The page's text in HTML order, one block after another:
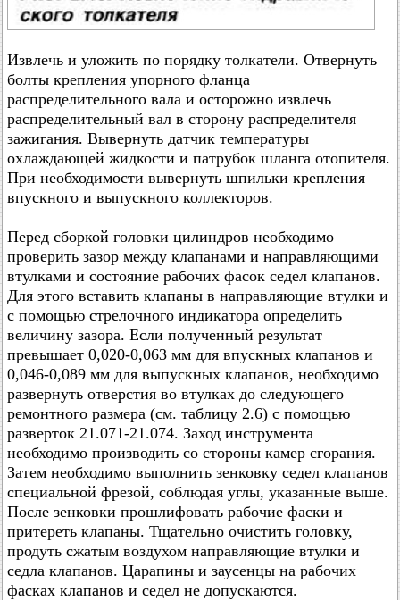
Извлечь и уложить по порядку толкатели. Отвернуть
болты крепления упорного фланца
распределительного вала и осторожно извлечь
распределительный вал в сторону распределителя
зажигания. Вывернуть датчик температуры
охлаждающей жидкости и патрубок шланга отопителя.
При необходимости вывернуть шпильки крепления
впускного и выпускного коллекторов.
Перед сборкой головки цилиндров необходимо
проверить зазор между клапанами и направляющими
втулками и состояние рабочих фасок седел клапанов.
Для этого вставить клапаны в направляющие втулки и
с помощью стрелочного индикатора определить
величину зазора. Если полученный результат
превышает 0,020-0,063 мм для впускных клапанов и
0,046-0,089 мм для выпускных клапанов, необходимо
развернуть отверстия во втулках до следующего
ремонтного размера (см. таблицу 2.6) с помощью
разверток 21.071-21.074. Заход инструмента
необходимо производить со стороны камер сгорания.
Затем необходимо выполнить зенковку седел клапанов
специальной фрезой, соблюдая углы, указанные выше.
После зенковки прошлифовать рабочие фаски и
притереть клапаны. Тщательно очистить головку,
продуть сжатым воздухом направляющие втулки и
седла клапанов. Царапины и заусенцы на рабочих
фасках клапанов и седел не допускаются.